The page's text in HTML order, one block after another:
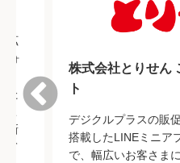
拡
ォ
た
新
て
株式会社とりせん
ト
デジクルプラスの販
搭載したLINEミニア
で、幅広いお客さま